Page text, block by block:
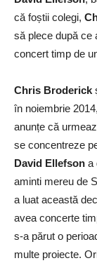
că foștii colegi,
să plece după ce
concert timp de
Chris Broderick
în noiembrie
anunțe că
se concentreze
David Ellefson a
aminti mereu de
a luat această
avea concerte
s-a părut o
multe proiecte.